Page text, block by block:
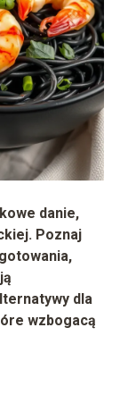
danie,
Poznaj
dla
wzbogacą